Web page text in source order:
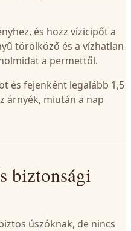
és hozz vízicipőt a
törölköző és a vízhatlan
a permettől.
és fejenként legalább 1,5
árnyék, miután a nap
biztonsági
úszóknak, de nincs